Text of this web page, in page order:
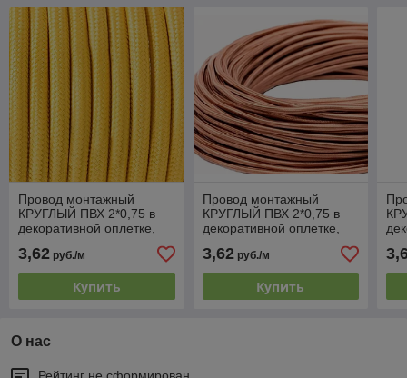
Провод монтажный
КРУГЛЫЙ ПВХ 2*0,75 в
декоративной оплетке,
3,62 руб./м
Купить
Провод монтажный
КРУГЛЫЙ ПВХ 2*0,75 в
декоративной оплетке,
3,62руб./м
Купить
О нас